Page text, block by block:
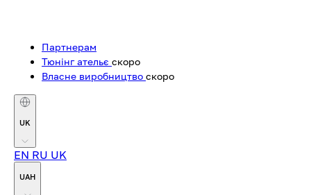
Партнерам
Тюнінг ательє скоро
Власне виробництво скоро
UK
EN RU UK
UAH